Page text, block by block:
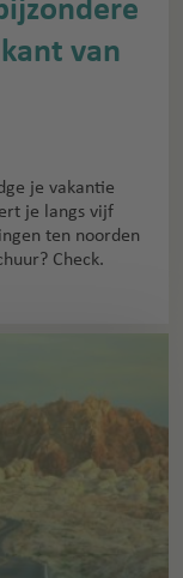
van
je vakantie
je langs vijf
ten noorden
Check.